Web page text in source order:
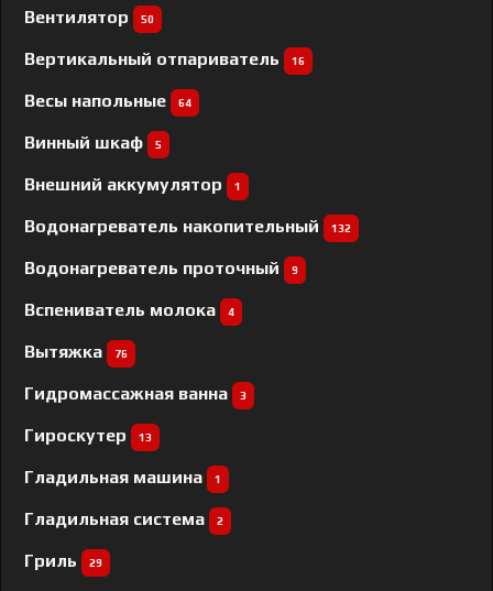
Вентилятор 50
Вертикальный отпариватель 16
Весы напольные 64
Винный шкаф 5
Внешний аккумулятор 1
Водонагреватель накопительный 132
Водонагреватель проточный 9
Вспениватель молока 4
Вытяжка 76
Гидромассажная ванна 3
Гироскутер 13
Гладильная машина 1
Гладильная система 2
Гриль 29